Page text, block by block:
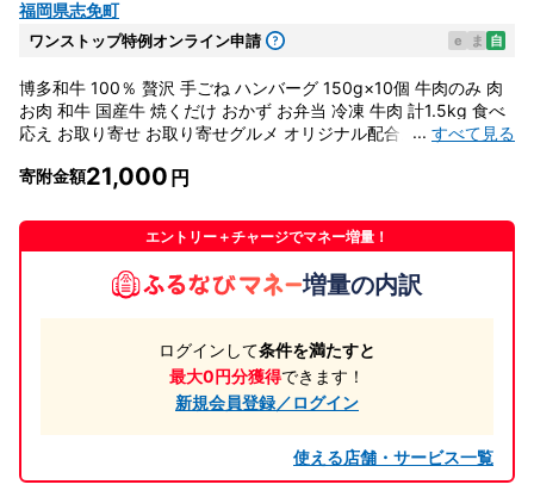
福岡県志免町
ワンストップ特例オンライン申請 e ま 自
博多和牛 100％ 贅沢 手ごね ハンバーグ 150g×10個 牛肉のみ 肉
お肉 和牛 国産牛 焼くだけ おかず お弁当 冷凍 牛肉 計1.5kg 食べ
応え お取り寄せ お取り寄せグルメ オリジナル配合スパイス 旨味
... すべて見る
寄附金額21,000
エントリー＋チャージでマネー増量！
増量の内訳
ログインして条件を満たすと
最大0円分獲得できます！
新規会員登録／ログイン
使える店舗・サービス一覧